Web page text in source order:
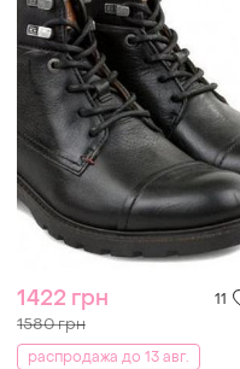
1422 грн 11
1580 грн
распродажа до 13 авг.